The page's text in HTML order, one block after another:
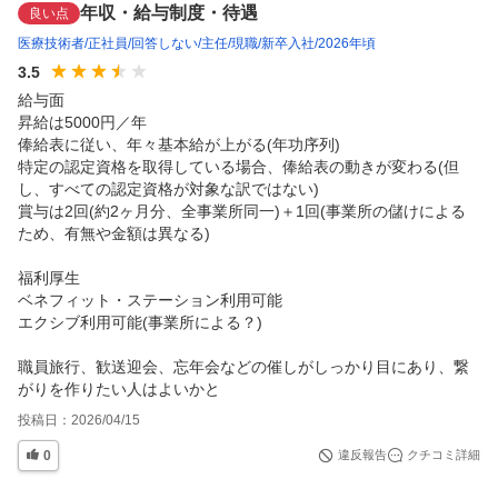
良い点 年収・給与制度・待遇
医療技術者 正社員 回答しない 主任 現職 新卒入社 2026年頃
3.5
給与面
昇給は5000円／年
俸給表に従い、年々基本給が上がる(年功序列)
特定の認定資格を取得している場合、俸給表の動きが変わる(但
し、すべての認定資格が対象な訳ではない)
賞与は2回(約2ヶ月分、全事業所同一)＋1回(事業所の儲けによる
ため、有無や金額は異なる)
福利厚生
ベネフィット・ステーション利用可能
エクシブ利用可能(事業所による？)
職員旅行、歓送迎会、忘年会などの催しがしっかり目にあり、繋
がりを作りたい人はよいかと
投稿日： 2026/04/15
0 違反報告 クチコミ詳細